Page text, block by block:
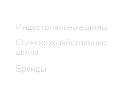
Индустриальные шины
Сельскохозяйственные
шины
Бренды